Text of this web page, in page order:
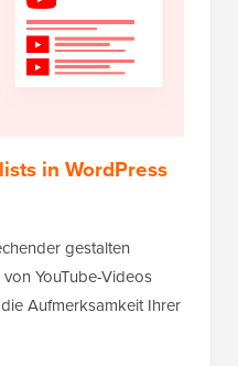
in WordPress
gestalten
YouTube-Videos
Aufmerksamkeit Ihrer